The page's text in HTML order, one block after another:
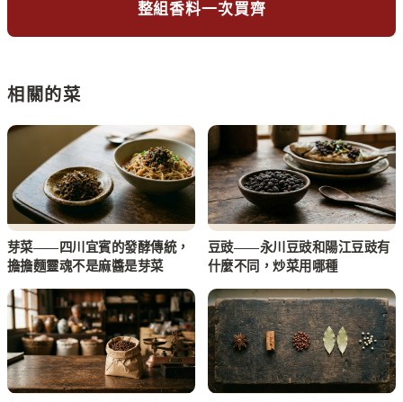
整組香料一次買齊
相關的菜
芽菜——四川宜賓的發酵傳統，
擔擔麵靈魂不是麻醬是芽菜
豆豉——永川豆豉和陽江豆豉有
什麼不同，炒菜用哪種